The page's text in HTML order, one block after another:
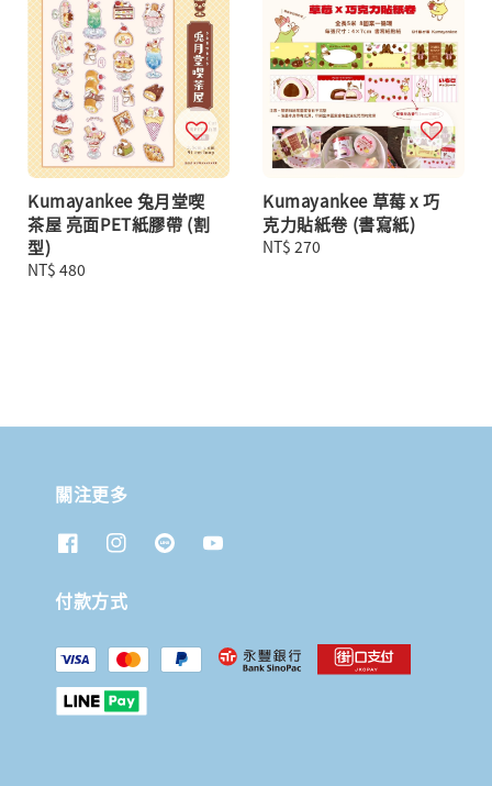
Kumayankee 兔月堂喫
茶屋 亮面PET紙膠帶 (割
型)
Regular
NT$ 480
Kumayankee 草莓 x 巧
克力貼紙卷 (書寫紙)
Regular
NT$ 270
關注更多
付款方式